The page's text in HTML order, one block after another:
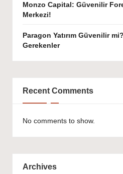
Monzo Capital: Güvenilir
Merkezi!
Paragon Yatırım Güvenilir
Gerekenler
Recent Comments
No comments to show.
Archives